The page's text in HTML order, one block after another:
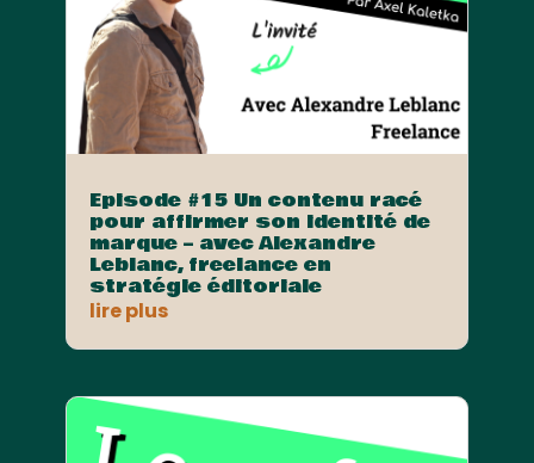
Episode #15 Un contenu racé
pour affirmer son identité de
marque – avec Alexandre
Leblanc, freelance en
stratégie éditoriale
lire plus